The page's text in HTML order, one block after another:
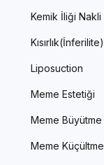
Kemik İliği Nakli
Kısırlık(İnferilite)
Liposuction
Meme Estetiği
Meme Büyütme
Meme Küçültme